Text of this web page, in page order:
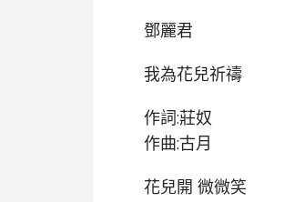
鄧麗君
我為花兒祈禱
作詞:莊奴
作曲:古月
花兒開 微微笑